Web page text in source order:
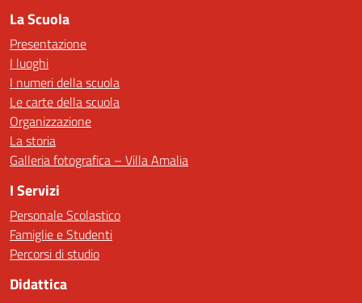
La Scuola
Presentazione
I luoghi
I numeri della scuola
Le carte della scuola
Organizzazione
La storia
Galleria fotografica – Villa Amalia
I Servizi
Personale Scolastico
Famiglie e Studenti
Percorsi di studio
Didattica